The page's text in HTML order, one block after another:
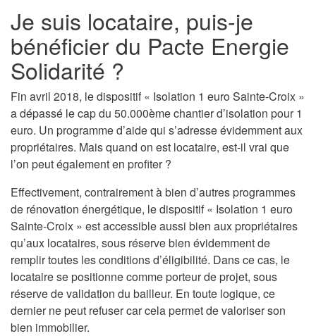
Je suis locataire, puis-je
bénéficier du Pacte Energie
Solidarité ?
Fin avril 2018, le dispositif « Isolation 1 euro Sainte-Croix »
a dépassé le cap du 50.000ème chantier d’isolation pour 1
euro. Un programme d’aide qui s’adresse évidemment aux
propriétaires. Mais quand on est locataire, est-il vrai que
l’on peut également en profiter ?
Effectivement, contrairement à bien d’autres programmes
de rénovation énergétique, le dispositif « Isolation 1 euro
Sainte-Croix » est accessible aussi bien aux propriétaires
qu’aux locataires, sous réserve bien évidemment de
remplir toutes les conditions d’éligibilité. Dans ce cas, le
locataire se positionne comme porteur de projet, sous
réserve de validation du bailleur. En toute logique, ce
dernier ne peut refuser car cela permet de valoriser son
bien immobilier.